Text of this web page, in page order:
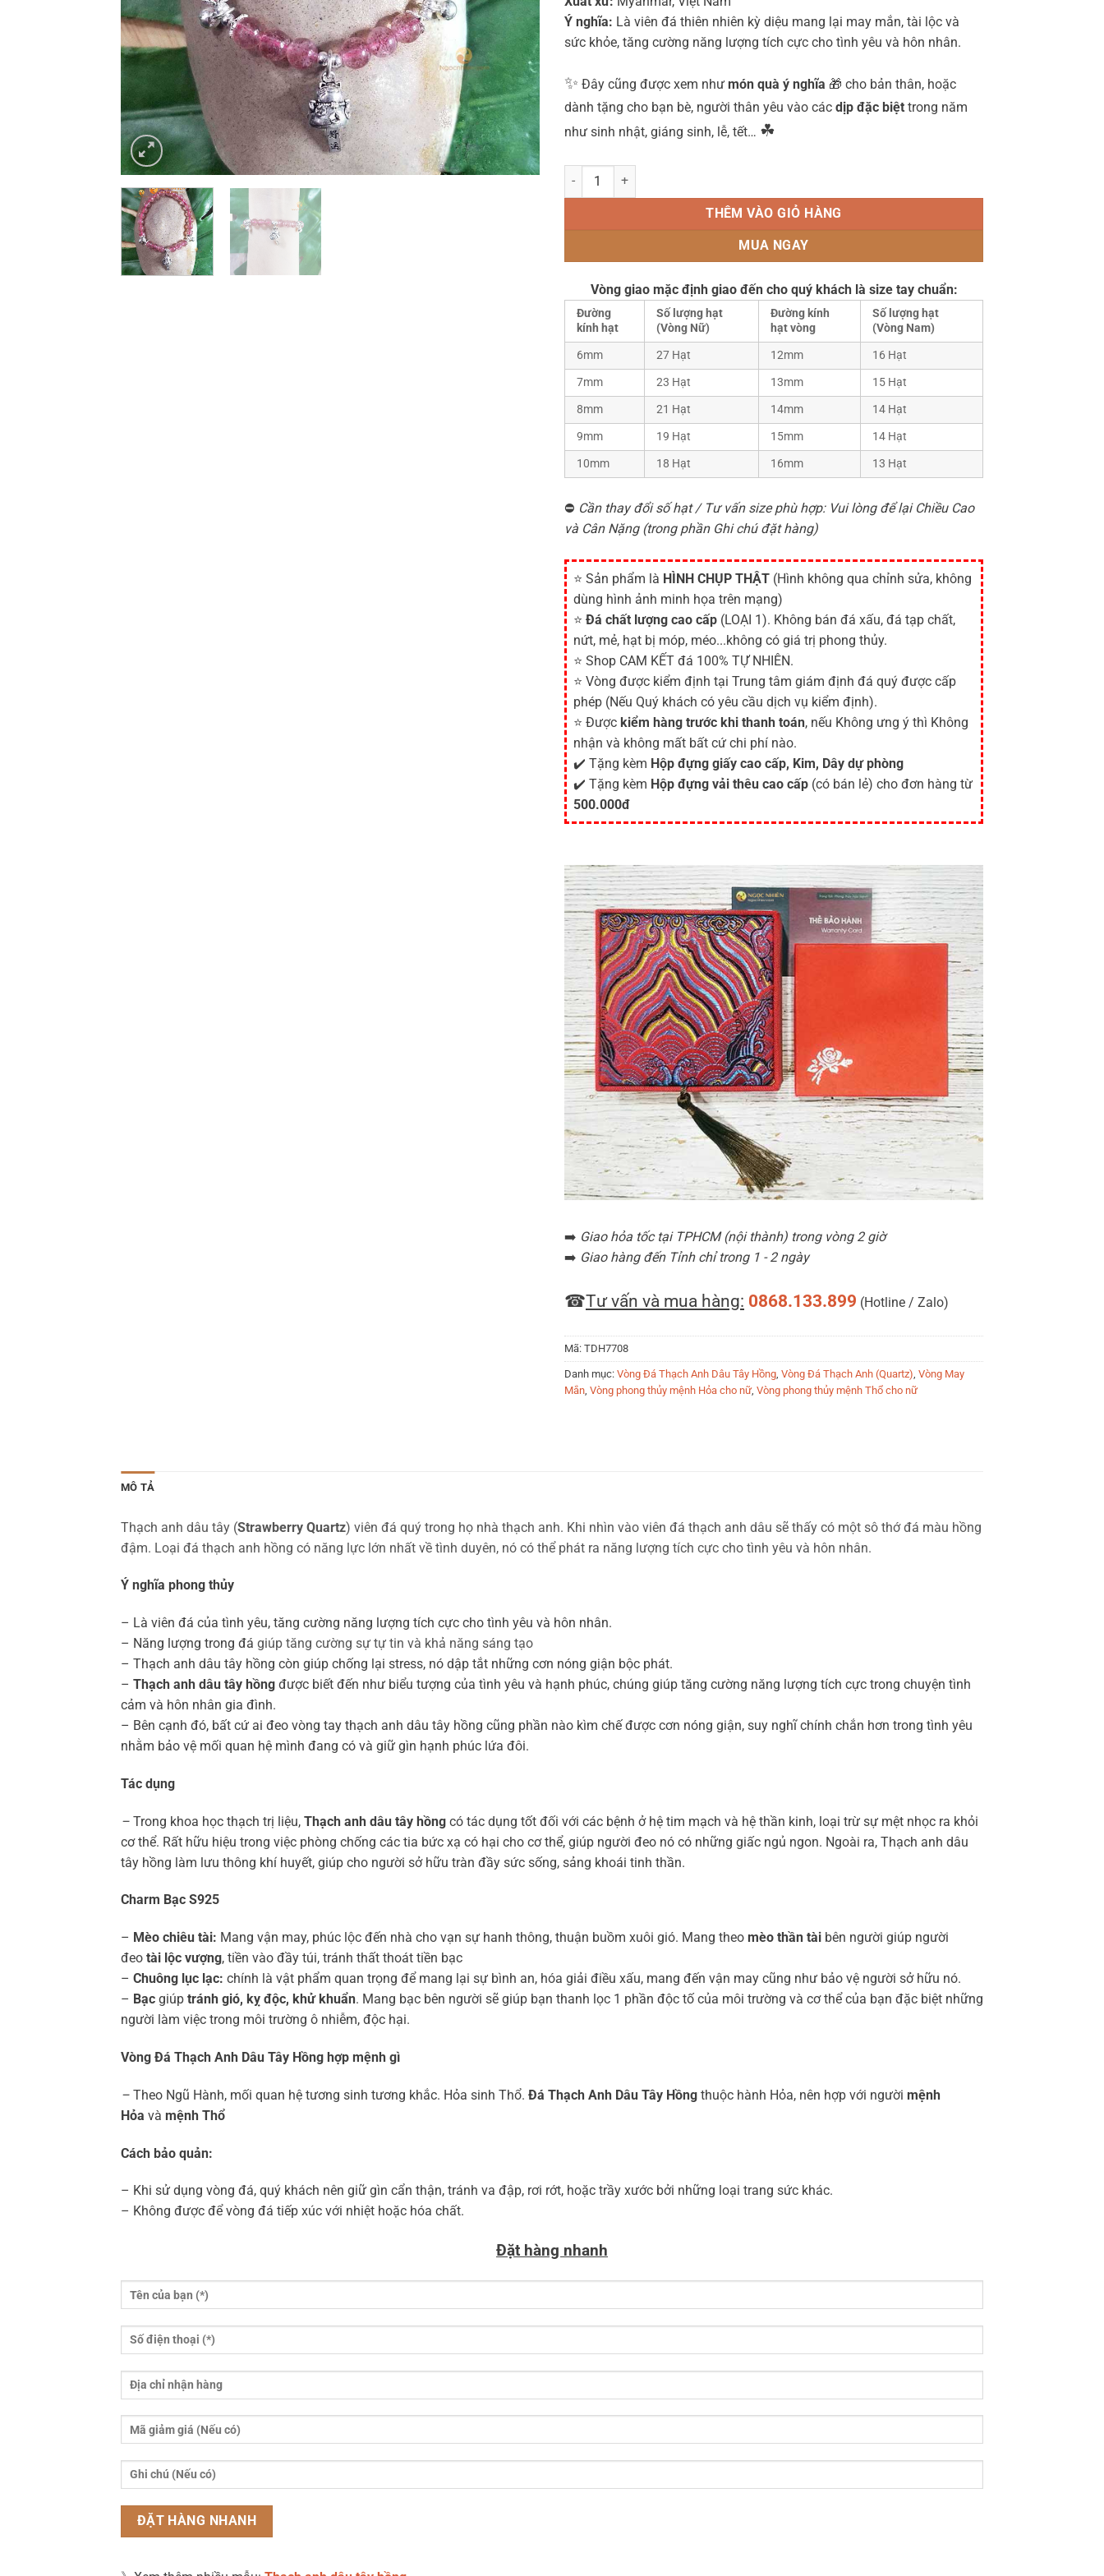
Ý nghĩa: Là viên đá thiên nhiên kỳ diệu mang lại may mắn, tài lộc và
sức khỏe, tăng cường năng lượng tích cực cho tình yêu và hôn nhân.
✨ Đây cũng được xem như món quà ý nghĩa 🎁 cho bản thân, hoặc
dành tặng cho bạn bè, người thân yêu vào các dịp đặc biệt trong năm
như sinh nhật, giáng sinh, lễ, tết… ☘
Vòng Tay Đá Thạch anh dâu tây hồng 6 ly mix charm Mèo chiêu tài, Lục lạc Bạc 925 - TDH7708 số lượng
THÊM VÀO GIỎ HÀNG
MUA NGAY
Vòng giao mặc định giao đến cho quý khách là size tay chuẩn:
Đường
kính hạt
Số lượng hạt
(Vòng Nữ)
Đường kính
hạt vòng
Số lượng hạt
(Vòng Nam)
6mm
27 Hạt 12mm
16 Hạt
7mm
23 Hạt 13mm
15 Hạt
8mm
21 Hạt 14mm
14 Hạt
9mm
19 Hạt 15mm
14 Hạt
10mm
18 Hạt 16mm 13 Hạt
⛔ Cần thay đổi số hạt / Tư vấn size phù hợp: Vui lòng để lại Chiều Cao
và Cân Nặng (trong phần Ghi chú đặt hàng)
⭐ Sản phẩm là HÌNH CHỤP THẬT (Hình không qua chỉnh sửa, không
dùng hình ảnh minh họa trên mạng)
⭐ Đá chất lượng cao cấp (LOẠI 1). Không bán đá xấu, đá tạp chất,
nứt, mẻ, hạt bị móp, méo...không có giá trị phong thủy.
⭐ Shop CAM KẾT đá 100% TỰ NHIÊN.
⭐ Vòng được kiểm định tại Trung tâm giám định đá quý được cấp
phép (Nếu Quý khách có yêu cầu dịch vụ kiểm định).
⭐ Được kiểm hàng trước khi thanh toán, nếu Không ưng ý thì Không
nhận và không mất bất cứ chi phí nào.
✔️ Tặng kèm Hộp đựng giấy cao cấp, Kim, Dây dự phòng
✔️ Tặng kèm Hộp đựng vải thêu cao cấp (có bán lẻ) cho đơn hàng từ
500.000đ
➡️ Giao hỏa tốc tại TPHCM (nội thành) trong vòng 2 giờ
➡️ Giao hàng đến Tỉnh chỉ trong 1 - 2 ngày
☎Tư vấn và mua hàng: 0868.133.899 (Hotline / Zalo)
Mã: TDH7708
Danh mục: Vòng Đá Thạch Anh Dâu Tây Hồng Vòng Đá Thạch Anh (Quartz) Vòng May
Mắn Vòng phong thủy mệnh Hỏa cho nữ, Vòng phong thủy mệnh Thổ cho nữ
MÔ TẢ
Thạch anh dâu tây (Strawberry Quartz) viên đá quý trong họ nhà thạch anh. Khi nhìn vào viên đá thạch anh dâu sẽ thấy có một sô thớ đá màu hồng
đậm. Loại đá thạch anh hồng có năng lực lớn nhất về tình duyên, nó có thể phát ra năng lượng tích cực cho tình yêu và hôn nhân.
Ý nghĩa phong thủy
– Là viên đá của tình yêu, tăng cường năng lượng tích cực cho tình yêu và hôn nhân.
– Năng lượng trong đá giúp tăng cường sự tự tin và khả năng sáng tạo
– Thạch anh dâu tây hồng còn giúp chống lại stress, nó dập tắt những cơn nóng giận bộc phát.
– Thạch anh dâu tây hồng được biết đến như biểu tượng của tình yêu và hạnh phúc, chúng giúp tăng cường năng lượng tích cực trong chuyện tình
cảm và hôn nhân gia đình.
– Bên cạnh đó, bất cứ ai đeo vòng tay thạch anh dâu tây hồng cũng phần nào kìm chế được cơn nóng giận, suy nghĩ chính chắn hơn trong tình yêu
nhằm bảo vệ mối quan hệ mình đang có và giữ gìn hạnh phúc lứa đôi.
Tác dụng
– Trong khoa học thạch trị liệu, Thạch anh dâu tây hồng có tác dụng tốt đối với các bệnh ở hệ tim mạch và hệ thần kinh, loại trừ sự mệt nhọc ra khỏi
cơ thể. Rất hữu hiệu trong việc phòng chống các tia bức xạ có hại cho cơ thể, giúp người đeo nó có những giấc ngủ ngon. Ngoài ra, Thạch anh dâu
tây hồng làm lưu thông khí huyết, giúp cho người sở hữu tràn đầy sức sống, sảng khoái tinh thần.
Charm Bạc S925
– Mèo chiêu tài: Mang vận may, phúc lộc đến nhà cho vạn sự hanh thông, thuận buồm xuôi gió. Mang theo mèo thần tài bên người giúp người
đeo tài lộc vượng, tiền vào đầy túi, tránh thất thoát tiền bạc
– Chuông lục lạc: chính là vật phẩm quan trọng để mang lại sự bình an, hóa giải điều xấu, mang đến vận may cũng như bảo vệ người sở hữu nó.
– Bạc giúp tránh gió, kỵ độc, khử khuẩn. Mang bạc bên người sẽ giúp bạn thanh lọc 1 phần độc tố của môi trường và cơ thể của bạn đặc biệt những
người làm việc trong môi trường ô nhiễm, độc hại.
Vòng Đá Thạch Anh Dâu Tây Hồng hợp mệnh gì
– Theo Ngũ Hành, mối quan hệ tương sinh tương khắc. Hỏa sinh Thổ. Đá Thạch Anh Dâu Tây Hồng thuộc hành Hỏa, nên hợp với người mệnh
Hỏa và mệnh Thổ
Cách bảo quản:
– Khi sử dụng vòng đá, quý khách nên giữ gìn cẩn thận, tránh va đập, rơi rớt, hoặc trầy xước bởi những loại trang sức khác.
– Không được để vòng đá tiếp xúc với nhiệt hoặc hóa chất.
Đặt hàng nhanh